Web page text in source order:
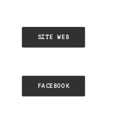
SITE WEB
FACEBOOK